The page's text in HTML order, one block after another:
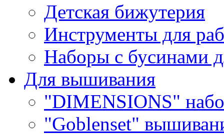
Детская бижутерия
Инструменты для
Наборы с бусинами
Для вышивания
"DIMENSIONS"
"Goblenset"